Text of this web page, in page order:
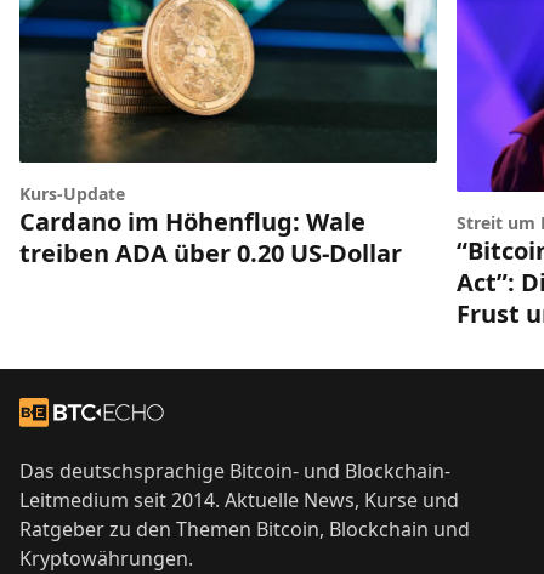
Kurs-Update
Cardano im Höhenflug: Wale
treiben ADA über 0.20 US-Dollar
Streit um
Act”:
Frust
Zur Startseite
Das deutschsprachige Bitcoin- und Blockchain-
Leitmedium seit 2014. Aktuelle News, Kurse und
Ratgeber zu den Themen Bitcoin, Blockchain und
Kryptowährungen.